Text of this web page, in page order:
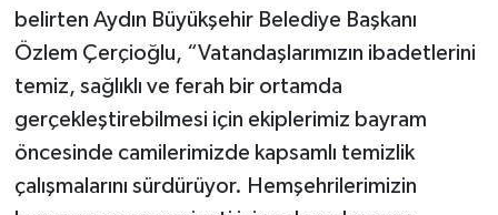
belirten Aydın Büyükşehir Belediye Başkanı
Özlem Çerçioğlu, “Vatandaşlarımızın ibadetlerini
temiz, sağlıklı ve ferah bir ortamda
gerçekleştirebilmesi için ekiplerimiz bayram
öncesinde camilerimizde kapsamlı temizlik
çalışmalarını sürdürüyor. Hemşehrilerimizin